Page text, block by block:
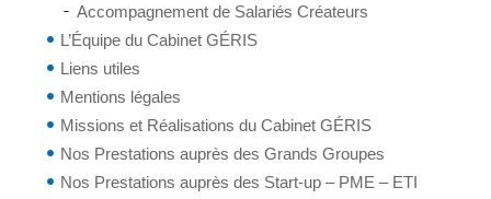
Accompagnement de Salariés Créateurs
L’Équipe du Cabinet GÉRIS
Liens utiles
Mentions légales
Missions et Réalisations du Cabinet GÉRIS
Nos Prestations auprès des Grands Groupes
Nos Prestations auprès des Start-up – PME – ETI